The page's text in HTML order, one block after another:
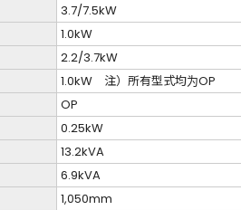
3.7/7.5kW
1.0kW
2.2/3.7kW
1.0kW 注）所有型式均为OP
OP
0.25kW
13.2kVA
6.9kVA
1,050mm